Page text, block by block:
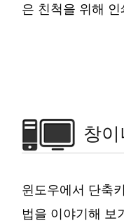
은 친척을 위해
창
윈도우에서 단축
법을 이야기해 보